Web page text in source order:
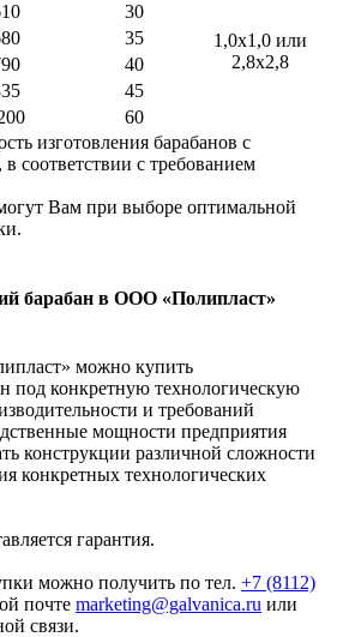
1,0х1,0 или
2,8х2,8
30
35
40
45
60
изготовления барабанов с
соответствии с требованием
Вам при выборе оптимальной
барабан в ООО «Полипласт»
можно купить
под конкретную технологическую
и требований
мощности предприятия
конструкции различной сложности
конкретных технологических
гарантия.
можно получить по тел. +7 (8112)
почте marketing@galvanica.ru или
связи.